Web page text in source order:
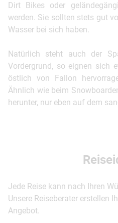
Dirt Bikes oder
werden. Sie sollten stets gut
Wasser bei sich haben.
Natürlich steht auch der
Vordergrund, so eignen sich
östlich von Fallon
Ähnlich wie beim
herunter, nur eben auf dem
Jede Reise kann nach Ihren
Unsere Reiseberater erstellen
Angebot.